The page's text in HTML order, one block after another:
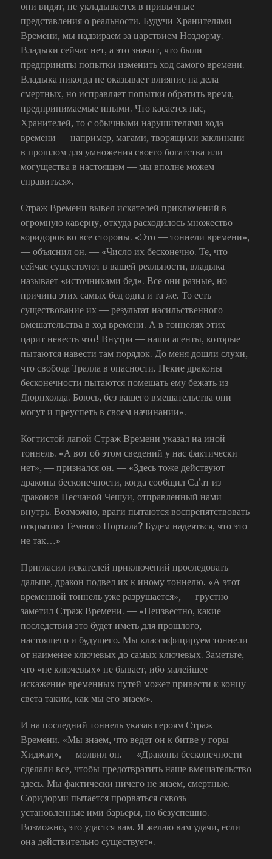
они видят, не укладывается в привычные
представления о реальности. Будучи Хранителями
Времени, мы надзираем за царствием Ноздорму.
Владыки сейчас нет, а это значит, что были
предприняты попытки изменить ход самого времени.
Владыка никогда не оказывает влияние на дела
смертных, но исправляет попытки обратить время,
предпринимаемые иными. Что касается нас,
Хранителей, то с обычными нарушителями хода
времени — например, магами, творящими заклинани
в прошлом для умножения своего богатства или
могущества в настоящем — мы вполне можем
справиться».
Страж Времени вывел искателей приключений в
огромную каверну, откуда расходилось множество
коридоров во все стороны. «Это — тоннели времени»,
— объяснил он. — «Число их бесконечно. Те, что
сейчас существуют в вашей реальности, владыка
называет «источниками бед». Все они разные, но
причина этих самых бед одна и та же. То есть
существование их — результат насильственного
вмешательства в ход времени. А в тоннелях этих
царит невесть что! Внутри — наши агенты, которые
пытаются навести там порядок. До меня дошли слухи,
что свобода Тралла в опасности. Некие драконы
бесконечности пытаются помешать ему бежать из
Дюрнхолда. Боюсь, без вашего вмешательства они
могут и преуспеть в своем начинании».
Когтистой лапой Страж Времени указал на иной
тоннель. «А вот об этом сведений у нас фактически
нет», — признался он. — «Здесь тоже действуют
драконы бесконечности, когда сообщил Са’ат из
драконов Песчаной Чешуи, отправленный нами
внутрь. Возможно, враги пытаются воспрепятствовать
открытию Темного Портала? Будем надеяться, что это
не так…»
Пригласил искателей приключений проследовать
дальше, дракон подвел их к иному тоннелю. «А этот
временной тоннель уже разрушается», — грустно
заметил Страж Времени. — «Неизвестно, какие
последствия это будет иметь для прошлого,
настоящего и будущего. Мы классифицируем тоннели
от наименее ключевых до самых ключевых. Заметьте,
что «не ключевых» не бывает, ибо малейшее
искажение временных путей может привести к концу
света таким, как мы его знаем».
И на последний тоннель указав героям Страж
Времени. «Мы знаем, что ведет он к битве у горы
Хиджал», — молвил он. — «Драконы бесконечности
сделали все, чтобы предотвратить наше вмешательство
здесь. Мы фактически ничего не знаем, смертные.
Соридорми пытается прорваться сквозь
установленные ими барьеры, но безуспешно.
Возможно, это удастся вам. Я желаю вам удачи, если
она действительно существует».